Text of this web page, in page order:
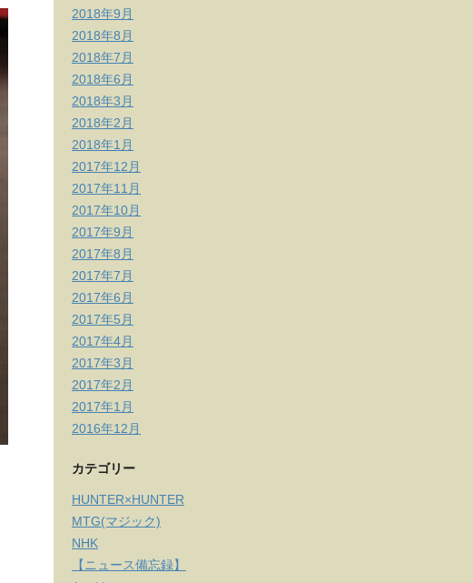
2018年9月
2018年8月
2018年7月
2018年6月
2018年3月
2018年2月
2018年1月
2017年12月
2017年11月
2017年10月
2017年9月
2017年8月
2017年7月
2017年6月
2017年5月
2017年4月
2017年3月
2017年2月
2017年1月
2016年12月
カテゴリー
HUNTER×HUNTER
MTG(マジック)
NHK
【ニュース備忘録】